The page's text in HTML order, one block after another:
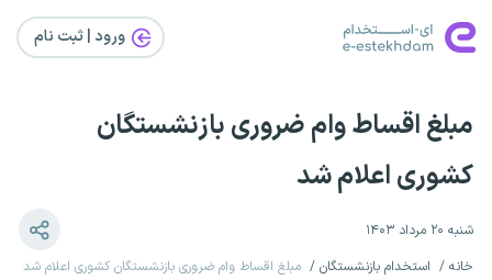
ورود | ثبت‌ نام
مبلغ اقساط وام ضروری بازنشستگان
کشوری اعلام شد
شنبه ۲۰ مرداد ۱۴۰۳
خانه
استخدام بازنشستگان مبلغ اقساط وام ضروری بازنشستگان کشوری اعلام شد